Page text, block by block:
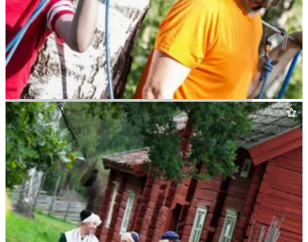
Aktivt Ute­liv — Höghöjdsbana